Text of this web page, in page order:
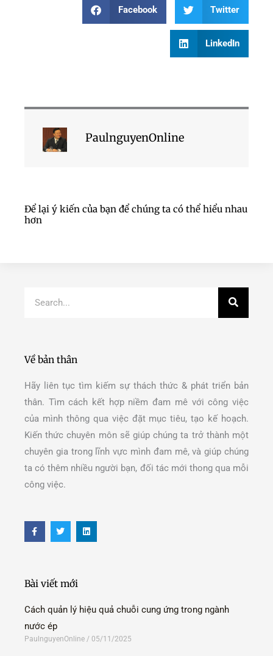
Facebook Twitter
LinkedIn
PaulnguyenOnline
Để lại ý kiến của bạn để chúng ta có thể hiểu nhau
hơn
Về bản thân
Hãy liên tục tìm kiếm sự thách thức & phát triển bản
thân. Tìm cách kết hợp niềm đam mê với công việc
của mình thông qua việc đặt mục tiêu, tạo kế hoạch.
Kiến thức chuyên môn sẽ giúp chúng ta trở thành một
chuyên gia trong lĩnh vực mình đam mê, và giúp chúng
ta có thêm nhiều người bạn, đối tác mới thong qua mỗi
công việc.
F
a
c
k
w
i
i
n
Bài viết mới
Cách quản lý hiệu quả chuỗi cung ứng trong ngành
nước ép
PaulnguyenOnline 05/11/2025